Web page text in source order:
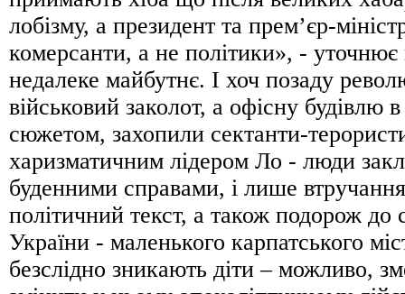
лобізму, а президент та прем’єр-
комерсанти, а не політики», -
недалеке майбутнє. І хоч позаду
військовий заколот, а офісну будівлю
сюжетом, захопили сектанти-
харизматичним лідером Ло - люди
буденними справами, і лише
політичний текст, а також подорож до
України - маленького карпатського
безслідно зникають діти – можливо,